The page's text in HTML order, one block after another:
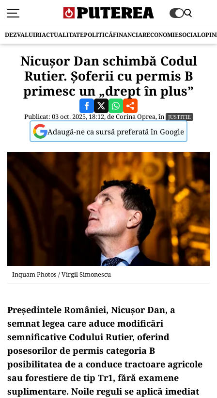
DEZVALUIRIACTUALITATEPOLITICĂFINANCIARECONOMIESOCIAL
Nicușor Dan schimbă Codul
Rutier. Șoferii cu permis B
primesc un „drept în plus”
Publicat: 03 oct. 2025, 18:12, deCorina Oprea, în JUSTITIE
Adaugă-ne ca sursă preferată în Google
Inquam Photos / Virgil Simonescu
Președintele României, Nicușor Dan, a
semnat legea care aduce modificări
semnificative Codului Rutier, oferind
posesorilor de permis categoria B
posibilitatea de a conduce tractoare agricole
sau forestiere de tip Tr1, fără examene
suplimentare. Noile reguli se aplică imediat